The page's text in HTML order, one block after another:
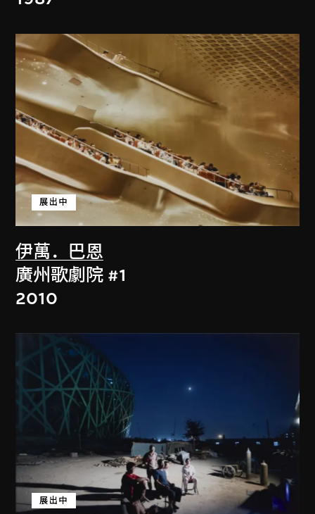
伊萬．巴恩
展出中
廣州歌劇院 #1
2010
展出中